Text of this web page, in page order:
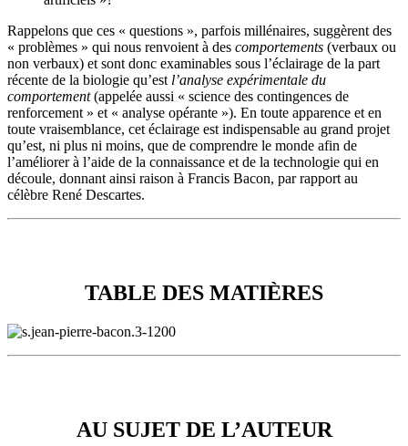
Rappelons que ces « questions », parfois millénaires, suggèrent des
« problèmes » qui nous renvoient à des comportements (verbaux ou
non verbaux) et sont donc examinables sous l’éclairage de la part
récente de la biologie qu’est l’analyse expérimentale du
comportement(appelée aussi « science des contingences de
renforcement » et « analyse opérante »). En toute apparence et en
toute vraisemblance, cet éclairage est indispensable au grand projet
qu’est, ni plus ni moins, que de comprendre le monde afin de
l’améliorer à l’aide de la connaissance et de la technologie qui en
découle, donnant ainsi raison à Francis Bacon, par rapport au
célèbre René Descartes.
TABLE DES MATIÈRES
AU SUJET DE L’AUTEUR